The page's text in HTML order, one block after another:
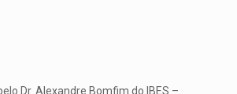
Dr. Alexandre Bomfim do IBES –